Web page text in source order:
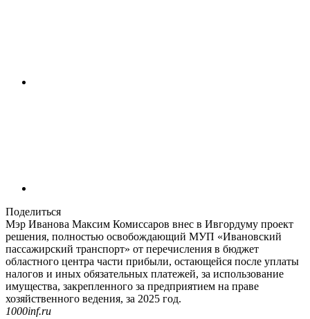
Поделиться
Мэр Иванова Максим Комиссаров внес в Ивгордуму проект
решения, полностью освобождающий МУП «Ивановский
пассажирский транспорт» от перечисления в бюджет
областного центра части прибыли, остающейся после уплаты
налогов и иных обязательных платежей, за использование
имущества, закрепленного за предприятием на праве
хозяйственного ведения, за 2025 год.
1000inf.ru